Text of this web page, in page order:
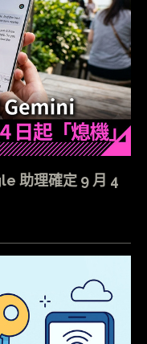
助理確定 9 月 4